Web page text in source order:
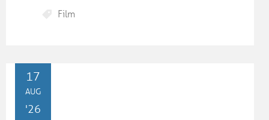
Film
MA17
AUG
'26